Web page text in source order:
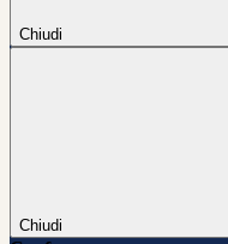
Chiudi
Chiudi